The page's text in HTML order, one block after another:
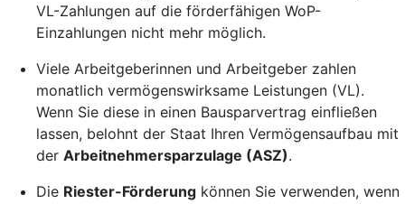
VL-Zahlungen auf die förderfähigen WoP-
Einzahlungen nicht mehr möglich.
Viele Arbeitgeberinnen und Arbeitgeber zahlen
monatlich vermögenswirksame Leistungen (VL).
Wenn Sie diese in einen Bausparvertrag einfließen
lassen, belohnt der Staat Ihren Vermögensaufbau mit
der Arbeitnehmersparzulage (ASZ).
Die Riester-Förderung können Sie verwenden, wenn